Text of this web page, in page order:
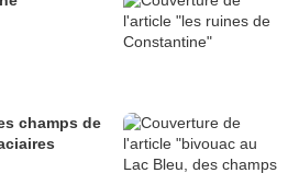
champs de